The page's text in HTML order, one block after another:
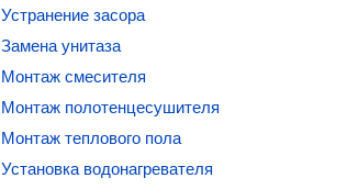
Устранение засора
Замена унитаза
Монтаж смесителя
Монтаж полотенцесушителя
Монтаж теплового пола
Установка водонагревателя